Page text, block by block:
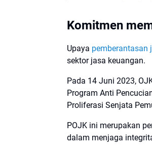
Komitmen
Upaya pemberantasan
sektor jasa keuangan.
Pada 14 Juni 2023,
Program Anti
Proliferasi Senjata
POJK ini merupakan
dalam menjaga